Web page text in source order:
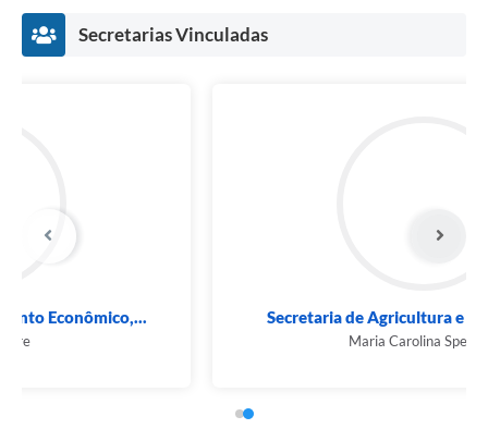
Secretarias Vinculadas
Secretaria de Agricultura e Abastecimento